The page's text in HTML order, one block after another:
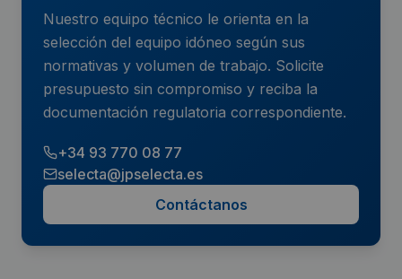
Nuestro equipo técnico le orienta en la
selección del equipo idóneo según sus
normativas y volumen de trabajo. Solicite
presupuesto sin compromiso y reciba la
documentación regulatoria correspondiente.
+34 93 770 08 77
selecta@jpselecta.es
Contáctanos